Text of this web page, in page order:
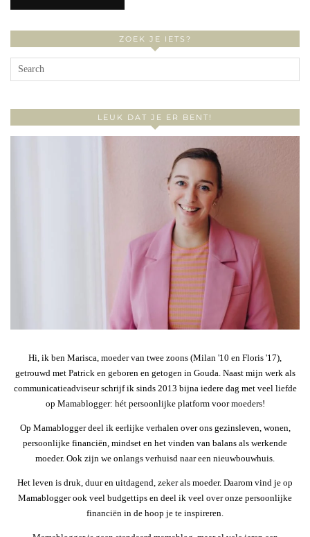
ZOEK JE IETS?
LEUK DAT JE ER BENT!
Hi, ik ben Marisca, moeder van twee zoons (Milan '10 en Floris '17),
getrouwd met Patrick en geboren en getogen in Gouda. Naast mijn werk als
communicatieadviseur schrijf ik sinds 2013 bijna iedere dag met veel liefde
op Mamablogger: hét persoonlijke platform voor moeders!
Op Mamablogger deel ik eerlijke verhalen over ons gezinsleven, wonen,
persoonlijke financiën, mindset en het vinden van balans als werkende
moeder. Ook zijn we onlangs verhuisd naar een nieuwbouwhuis.
Het leven is druk, duur en uitdagend, zeker als moeder. Daarom vind je op
Mamablogger ook veel budgettips en deel ik veel over onze persoonlijke
financiën in de hoop je te inspireren.